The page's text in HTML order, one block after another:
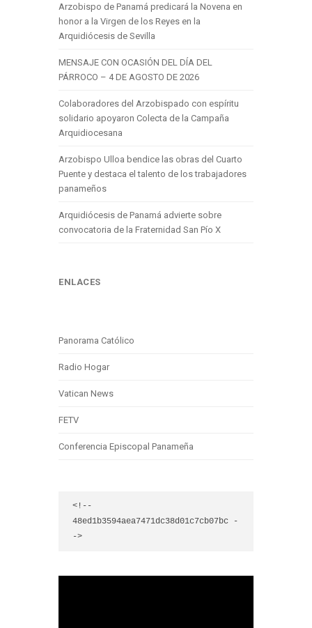
Arzobispo de Panamá predicará la Novena en
honor a la Virgen de los Reyes en la
Arquidiócesis de Sevilla
MENSAJE CON OCASIÓN DEL DÍA DEL
PÁRROCO – 4 DE AGOSTO DE 2026
Colaboradores del Arzobispado con espíritu
solidario apoyaron Colecta de la Campaña
Arquidiocesana
Arzobispo Ulloa bendice las obras del Cuarto
Puente y destaca el talento de los trabajadores
panameños
Arquidiócesis de Panamá advierte sobre
convocatoria de la Fraternidad San Pío X
ENLACES
Panorama Católico
Radio Hogar
Vatican News
FETV
Conferencia Episcopal Panameña
<!--
48ed1b3594aea7471dc38d01c7cb07bc -
->